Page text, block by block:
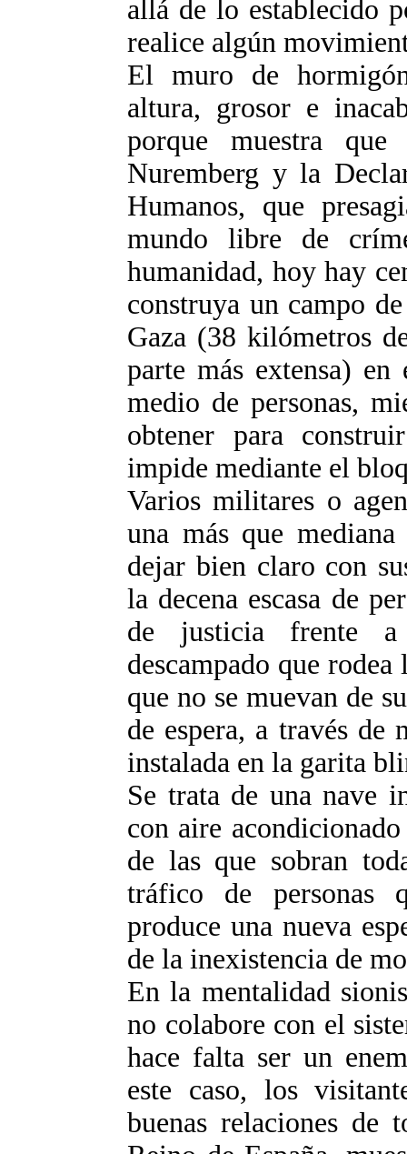
allá de lo establecido
realice algún
El muro de
altura, grosor e
porque muestra
Nuremberg y la
Humanos, que
mundo libre de
humanidad, hoy hay
construya un campo
Gaza (38 kilómetros
parte más extensa)
medio de personas,
obtener para
impide mediante el
Varios militares o
una más que
dejar bien claro con
la decena escasa de
de justicia frente
descampado que
que no se muevan de
de espera, a través de
instalada en la garita
Se trata de una nave
con aire
de las que sobran
tráfico de personas
produce una nueva
de la inexistencia de
En la mentalidad
no colabore con el
hace falta ser un
este caso, los
buenas relaciones